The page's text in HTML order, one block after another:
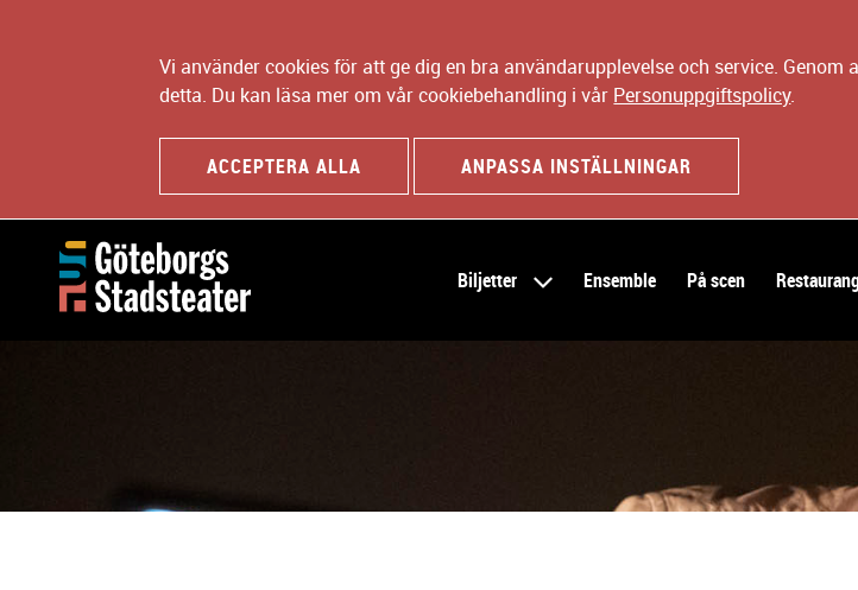
Vi använder cookies för att ge dig en bra användarupplevelse och service.
detta. Du kan läsa mer om vår cookiebehandling i vår Personuppgiftspolicy.
ACCEPTERA ALLA ANPASSA INSTÄLLNINGAR
H
v
i
Biljetter Ensemble På scen